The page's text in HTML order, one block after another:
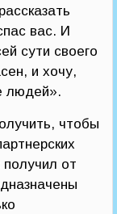
вас. И
сути своего
и хочу,
людей».
чтобы
от